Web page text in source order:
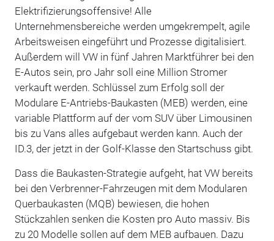
Elektrifizierungsoffensive! Alle
Unternehmensbereiche werden umgekrempelt, agile
Arbeitsweisen eingeführt und Prozesse digitalisiert.
Außerdem will VW in fünf Jahren Marktführer bei den
E-Autos sein, pro Jahr soll eine Million Stromer
verkauft werden. Schlüssel zum Erfolg soll der
Modulare E-Antriebs-Baukasten (MEB) werden, eine
variable Plattform auf der vom SUV über Limousinen
bis zu Vans alles aufgebaut werden kann. Auch der
ID.3, der jetzt in der Golf-Klasse den Startschuss gibt.
Dass die Baukasten-Strategie aufgeht, hat VW bereits
bei den Verbrenner-Fahrzeugen mit dem Modularen
Querbaukasten (MQB) bewiesen, die hohen
Stückzahlen senken die Kosten pro Auto massiv. Bis
zu 20 Modelle sollen auf dem MEB aufbauen. Dazu